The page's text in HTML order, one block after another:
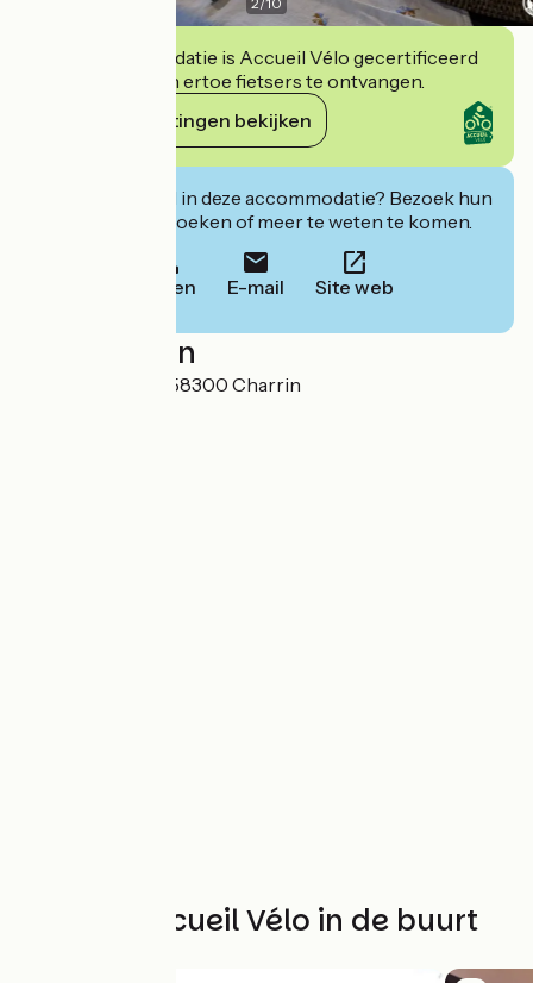
Deze accommodatie is Accueil Vélo gecertificeerd
en verbindt zich ertoe fietsers te ontvangen.
Haar verplichtingen bekijken
Geïnteresseerd in deze accommodatie? Bezoek hun
website om te boeken of meer te weten te komen.
Bellen E-mail Site web
Localisation
9 Rue de Tingeat 58300 Charrin
Andere Accueil Vélo in de buurt